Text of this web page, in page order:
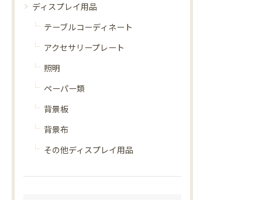
ディスプレイ用品
テーブルコーディネート
アクセサリープレート
照明
ペーパー類
背景板
背景布
その他ディスプレイ用品